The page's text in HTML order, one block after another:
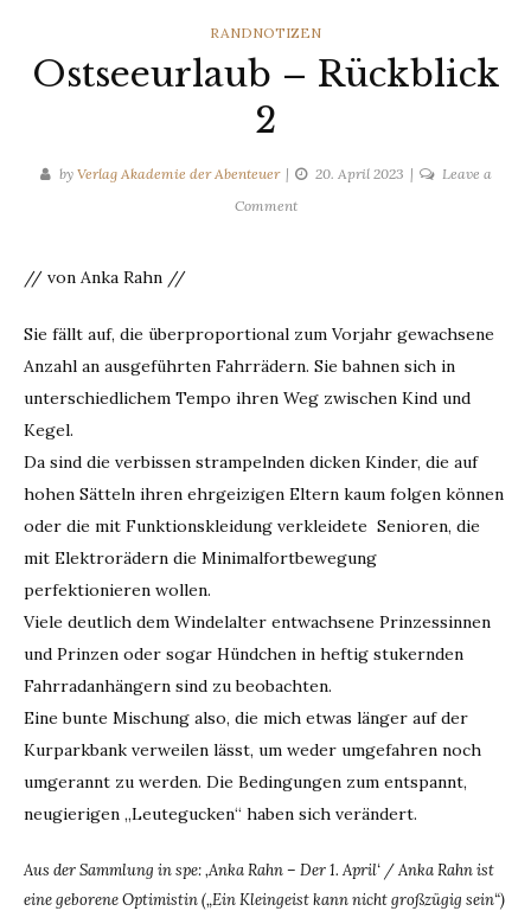
CATEGORIES
RANDNOTIZEN
Ostseeurlaub – Rückblick
2
by Verlag Akademie der Abenteuer 20. April 2023
Leave a
Commenton
// von Anka Rahn //
Sie fällt auf, die überproportional zum Vorjahr gewachsene
Anzahl an ausgeführten Fahrrädern. Sie bahnen sich in
unterschiedlichem Tempo ihren Weg zwischen Kind und
Kegel.
Da sind die verbissen strampelnden dicken Kinder, die auf
hohen Sätteln ihren ehrgeizigen Eltern kaum folgen können
oder die mit Funktionskleidung verkleidete Senioren, die
mit Elektrorädern die Minimalfortbewegung
perfektionieren wollen.
Viele deutlich dem Windelalter entwachsene Prinzessinnen
und Prinzen oder sogar Hündchen in heftig stukernden
Fahrradanhängern sind zu beobachten.
Eine bunte Mischung also, die mich etwas länger auf der
Kurparkbank verweilen lässt, um weder umgefahren noch
umgerannt zu werden. Die Bedingungen zum entspannt,
neugierigen „Leutegucken“ haben sich verändert.
Aus der Sammlung in spe: ‚Anka Rahn – Der 1. April‘ / Anka Rahn ist
eine geborene Optimistin („Ein Kleingeist kann nicht großzügig sein“)